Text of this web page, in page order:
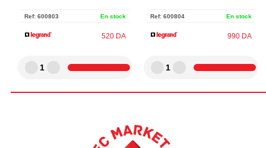
Ref: 600803 En stock
520 DA
1
Ref: 600804 En stock
990 DA
1